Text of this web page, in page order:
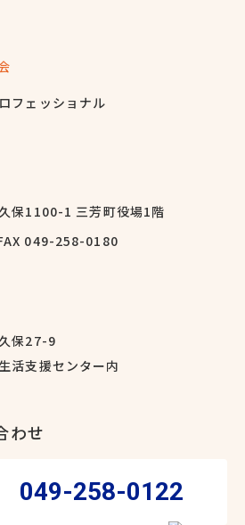
フェッショナル
保1100-1 三芳町役場1階
049-258-0180
保27-9
活支援センター内
わせ
049-258-0122